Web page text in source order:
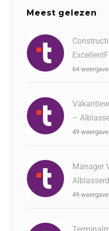
Meest gelezen
64
–
49
Manager
49